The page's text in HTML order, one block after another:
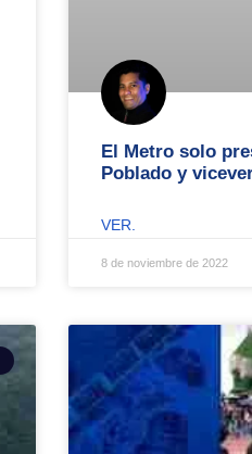
El Metro solo
Poblado y
VER.
8 de noviembre de 2022